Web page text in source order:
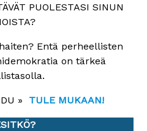
PUOLESTASI SINUN
Entä perheellisten
on tärkeä
» TULE MUKAAN!